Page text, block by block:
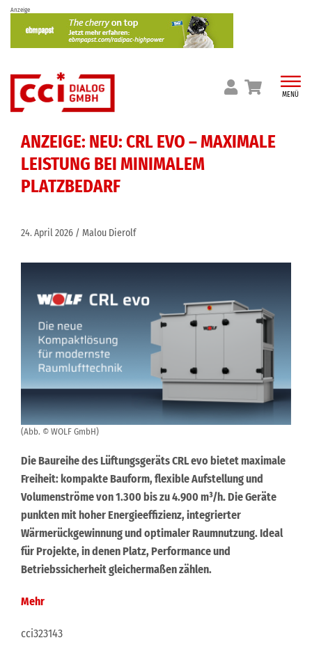
Skip
content
Anzeige
MENÜ
ANZEIGE: NEU: CRL EVO – MAXIMALE
LEISTUNG BEI MINIMALEM
PLATZBEDARF
24. April 2026 Malou Dierolf
(Abb. © WOLF GmbH)
Die Baureihe des Lüftungsgeräts CRL evo bietet maximale
Freiheit: kompakte Bauform, flexible Aufstellung und
Volumenströme von 1.300 bis zu 4.900 m³/h. Die Geräte
punkten mit hoher Energieeffizienz, integrierter
Wärmerückgewinnung und optimaler Raumnutzung. Ideal
für Projekte, in denen Platz, Performance und
Betriebssicherheit gleichermaßen zählen.
Mehr
cci323143